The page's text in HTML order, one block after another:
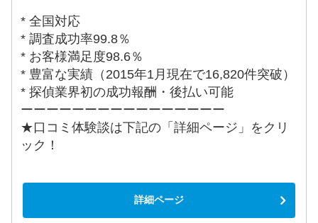
* 全国対応
* 調査成功率99.8％
* お客様満足度98.6％
* 豊富な実績（2015年1月現在で16,820件突破）
* 探偵業界初の成功報酬・後払い可能
ーーーーーーーーーーーーーーーー
★口コミ体験談は下記の「詳細ページ」をクリ
ック！
詳細ページ